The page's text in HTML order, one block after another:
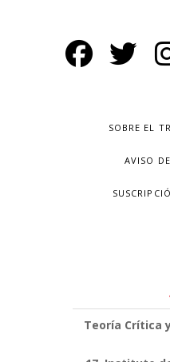
SOBRE EL
AVISO
Teoría Crítica